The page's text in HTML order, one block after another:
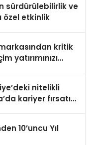
sürdürülebilirlik ve
özel etkinlik
kritik
yatırımınızı
nitelikli
kariyer fırsatı
10’uncu Yıl